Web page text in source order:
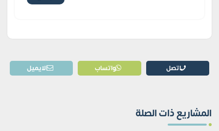
اتصل واتساب الايميل
المشاريع ذات الصلة